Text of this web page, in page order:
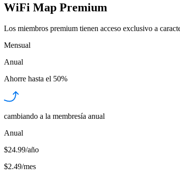
WiFi Map Premium
Los miembros premium tienen acceso exclusivo a
Mensual
Anual
Ahorre hasta el 50%
cambiando a la membresía anual
Anual
$24.99/año
$2.49/mes